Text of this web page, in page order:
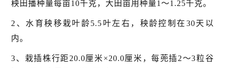
秧田播种量每亩10千克，大田亩用种量1～1.25千克。
2、水育秧移栽叶龄5.5叶左右，秧龄控制在30天以
内。
3、栽插株行距20.0厘米×20.0厘米，每蔸插2～3粒谷